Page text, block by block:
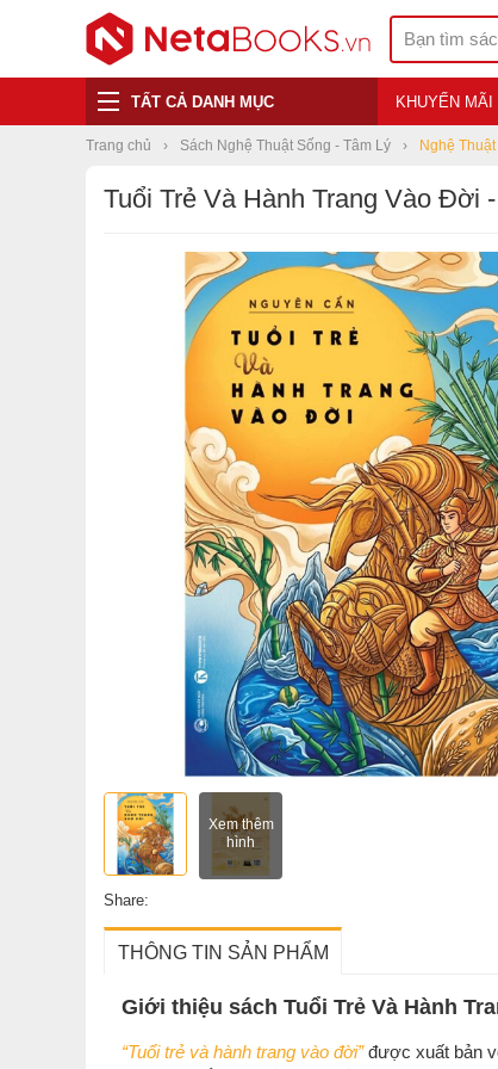
TẤT CẢ DANH MỤC KHUYẾN MÃI
Trang chủ Sách Nghệ Thuật Sống - Tâm Lý Nghệ
Tuổi Trẻ Và Hành Trang Vào Đời
Xem thêm
hình
Share:
THÔNG TIN SẢN PHẨM
Giới thiệu sách Tuổi Trẻ Và Hành
“Tuổi trẻ và hành trang vào đời”được xuất bản